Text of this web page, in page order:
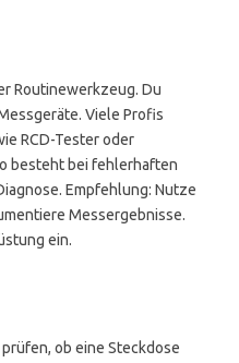
Routinewerkzeug. Du
Viele Profis
RCD-Tester oder
besteht bei fehlerhaften
Empfehlung: Nutze
Messergebnisse.
ein.
ob eine Steckdose